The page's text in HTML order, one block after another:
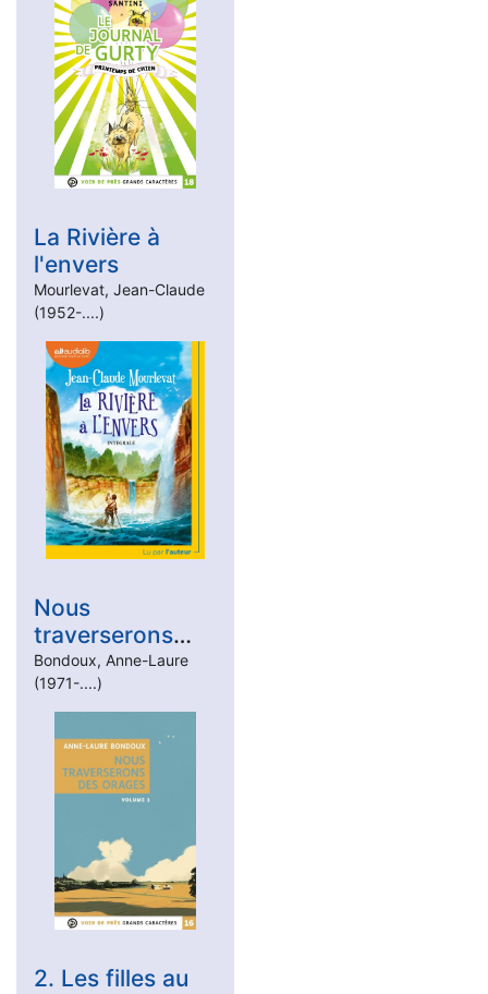
La Rivière à
l'envers
Mourlevat, Jean-Claude
(1952-....)
Nous
traverserons
des orages
Bondoux, Anne-Laure
(1971-....)
2. Les filles au